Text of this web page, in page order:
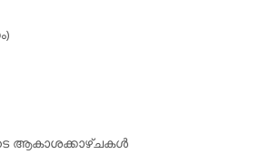
ആകാശക്കാഴ്ചകള്‍